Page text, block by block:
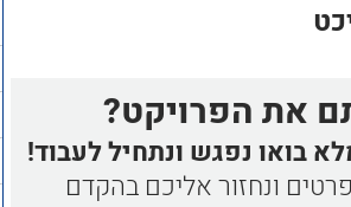
את הפרויקט?
מלא בואו נפגש ונתחיל לעבוד!
ונחזור אליכם בהקדם